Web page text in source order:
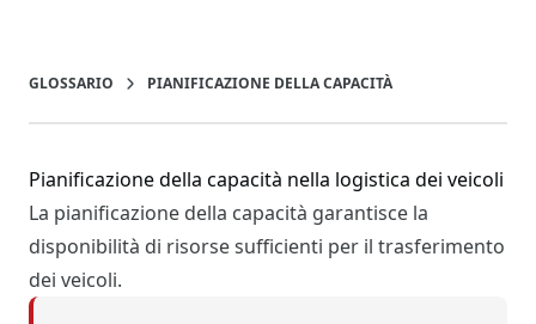
GLOSSARIO PIANIFICAZIONE DELLA CAPACITÀ
Pianificazione della capacità nella logistica dei veicoli
La pianificazione della capacità garantisce la
disponibilità di risorse sufficienti per il trasferimento
dei veicoli.